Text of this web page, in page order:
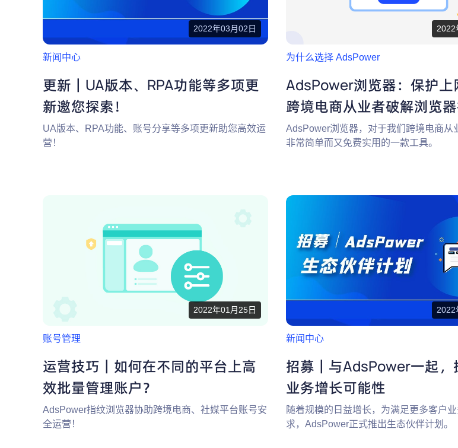
2022年03月02日
新闻中心
更新｜UA版本、RPA功能等多项更
新邀您探索！
UA版本、RPA功能、账号分享等多项更新助您高效运
营！
2022
为什么选择 AdsPower
AdsPower浏览器：保护上
跨境电商从业者破解浏览
器
AdsPower浏览器，对于我们跨境电商从
非常简单而又免费实用的一款工具。
2022年01月25日
账号管理
运营技巧｜如何在不同的平台上高
效批量管理账户？
AdsPower指纹浏览器协助跨境电商、社媒平台账号安
全运营！
2022
新闻中心
招募｜与AdsPower一起，
业务增长可能性
随着规模的日益增长，为满足更多客户
求，AdsPower正式推出生态伙伴计划。